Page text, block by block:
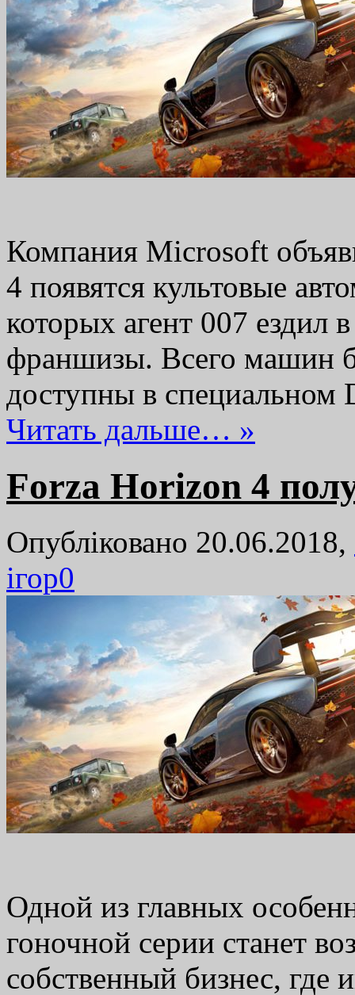
Компания Microsoft
4 появятся культовые
которых агент 007 ездил
франшизы. Всего машин
доступны в
Читать дальше… »
Forza Horizon 4
Опубліковано 20.06.2018,
ігор0
Одной из главных
гоночной серии станет
собственный бизнес, где